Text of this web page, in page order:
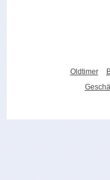
Oldtimer